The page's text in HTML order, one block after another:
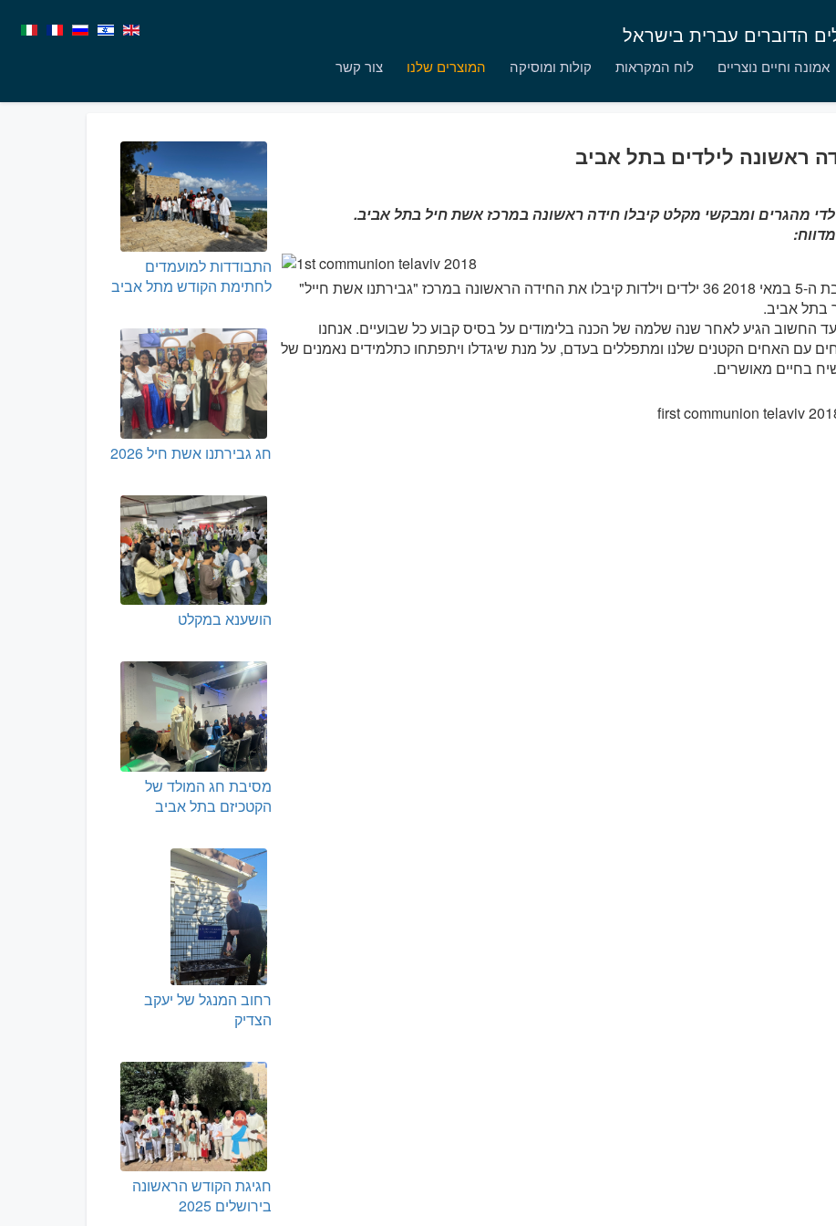
הדוברים עברית בישראל
אמונה וחיים נוצריים לוח המקראות קולות ומוסיקה המוצרים שלנו צור קשר
ראשונה לילדים בתל אביב
בשבת ה-5 במאי 2018 36 ילדים וילדות קיבלו את החידה הראשונה במרכז "גבירתנו אשת חייל"
בתל אביב.
החשוב הגיע לאחר שנה שלמה של הכנה בלימודים על בסיס קבוע כל שבועיים. אנחנו
עם האחים הקטנים שלנו ומתפללים בעדם, על מנת שיגדלו ויתפתחו כתלמידים נאמנים של
בחיים מאושרים.
התבודדות למועמדים
לחתימת הקודש מתל אביב
חג גבירתנו אשת חיל 2026
הושענא במקלט
מסיבת חג המולד של
הקטכיזם בתל אביב
רחוב המנגל של יעקב
הצדיק
חגיגת הקודש הראשונה
בירושלים 2025